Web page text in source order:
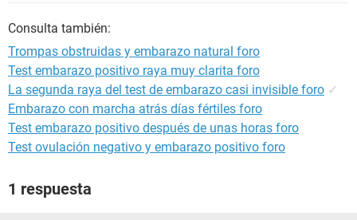
Consulta también:
Trompas obstruidas y embarazo natural foro
Test embarazo positivo raya muy clarita foro
La segunda raya del test de embarazo casi invisible foro ✓
Embarazo con marcha atrás días fértiles foro
Test embarazo positivo después de unas horas foro
Test ovulación negativo y embarazo positivo foro
1 respuesta